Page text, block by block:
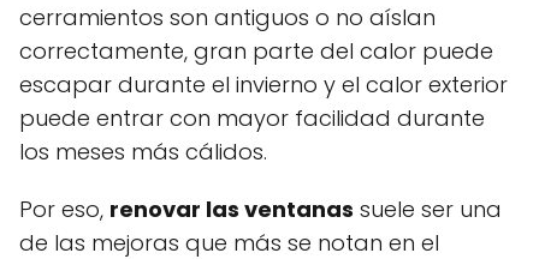
cerramientos son antiguos o no aíslan
correctamente, gran parte del calor puede
escapar durante el invierno y el calor exterior
puede entrar con mayor facilidad durante
los meses más cálidos.
Por eso, renovar las ventanas suele ser una
de las mejoras que más se notan en el